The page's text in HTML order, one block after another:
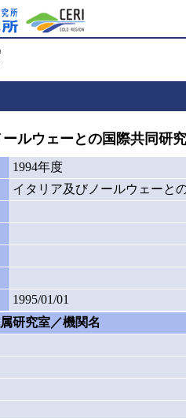
ルウェーとの国際共同研
1994年度
イタリア及びノールウェーと
1995/01/01
研究室／機関名